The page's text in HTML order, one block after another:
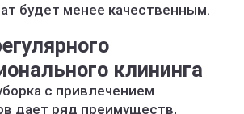
будет менее качественным.
клининга
с привлечением
дает ряд преимуществ,